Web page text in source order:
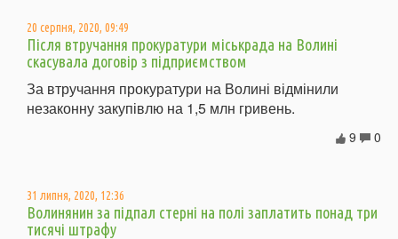
20 серпня, 2020, 09:49
Після втручання прокуратури міськрада на Волині
скасувала договір з підприємством
За втручання прокуратури на Волині відмінили
незаконну закупівлю на 1,5 млн гривень.
0
9
31 липня, 2020, 12:36
Волинянин за підпал стерні на полі заплатить понад три
тисячі штрафу